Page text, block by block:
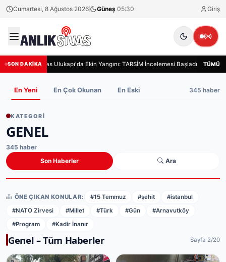
Cumartesi, 8 Ağustos 2026 Güneş 05:30 Giriş
SON DAKİKASivas Ulukapı'da Ekin Yangını: TARSİM İncelemesi Başladı TÜMÜ
En Yeni En Çok Okunan En Eski 345 haber
KATEGORI
GENEL
345 haber
Son Haberler
Ara
ÖNE ÇIKAN KONULAR: #15 Temmuz #şehit
#istanbul
#NATO Zirvesi
#Millet #Türk #Gün
#Arnavutköy
#Program
#Kadir İnanır
Genel – Tüm Haberler Sayfa 2/20